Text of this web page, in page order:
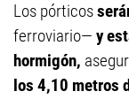
Los pórticos
ferroviario— y
hormigón,
los 4,10 metros